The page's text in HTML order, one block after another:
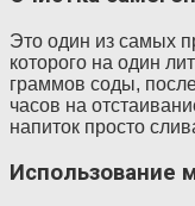
Это один из самых
которого на один
граммов соды,
часов на
напиток просто
Использование